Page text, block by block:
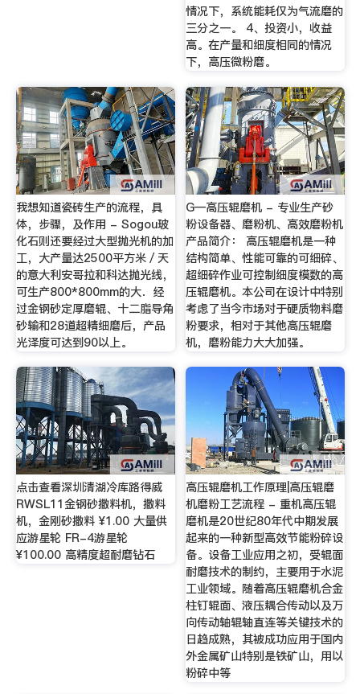
情况下，系统能耗仅为气流磨的
三分之一。 4、投资小，收益
高。在产量和细度相同的情况
下，高压微粉磨。
我想知道瓷砖生产的流程，具
体，步骤，及作用 - Sogou玻
化石则还要经过大型抛光机的加
工，大产量达2500平方米／天
的意大利安哥拉和科达抛光线，
可生产800*800mm的大．经
过金钢砂定厚磨辊、十二脂导角
砂输和28道超精细磨后，产品
光泽度可达到90以上。
G—高压辊磨机 - 专业生产砂
粉设备器、磨粉机、高效磨粉机
产品简介： 高压辊磨机是一种
结构简单、性能可靠的可细碎、
超细碎作业可控制细度模数的高
压辊磨机。本公司在设计中特别
考虑了当今市场对于硬质物料磨
粉要求，相对于其他高压辊磨
机，磨粉能力大大加强。
点击查看深圳清湖冷库路得威
RWSL11金钢砂撒料机，撒料
机，金刚砂撒料 ¥1.00 大量供
应游星轮 FR-4游星轮
¥100.00 高精度超耐磨钻石
高压辊磨机工作原理|高压辊磨
机磨粉工艺流程 - 重机高压辊
磨机是20世纪80年代中期发展
起来的一种新型高效节能粉碎设
备。设备工业应用之初，受辊面
耐磨技术的制约，主要用于水泥
工业领域。随着高压辊磨机合金
柱钉辊面、液压耦合传动以及万
向传动轴辊轴直连等关键技术的
日趋成熟，其被成功应用于国内
外金属矿山特别是铁矿山，用以
粉碎中等